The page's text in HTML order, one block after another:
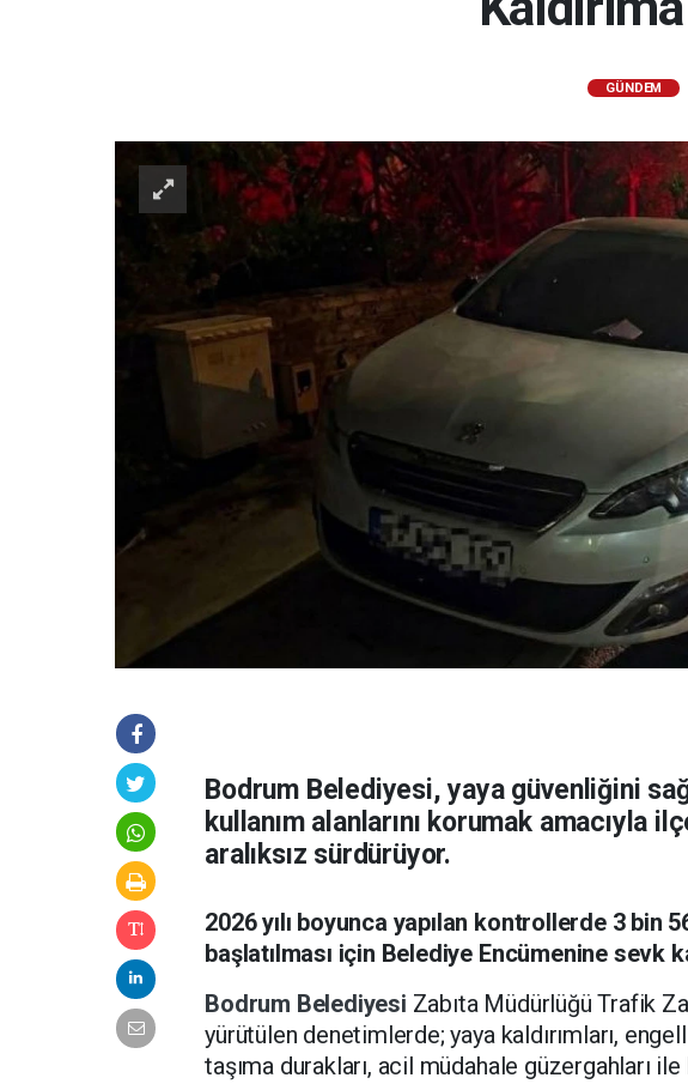
GÜNDEM
Bodrum Belediyesi, yaya güvenliğini
kullanım alanlarını korumak amacıyla
aralıksız sürdürüyor.
2026 yılı boyunca yapılan kontrollerde 3 bin
başlatılması için Belediye Encümenine sevk
Bodrum Belediyesi Zabıta Müdürlüğü Trafik
yürütülen denetimlerde; yaya kaldırımları,
taşıma durakları, acil müdahale güzergahları